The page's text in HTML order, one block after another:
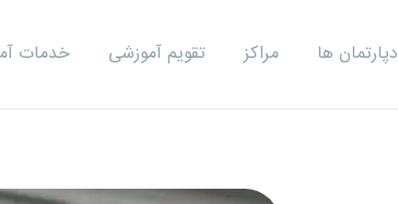
دپارتمان ها مراکز تقویم آموزشی خدمات